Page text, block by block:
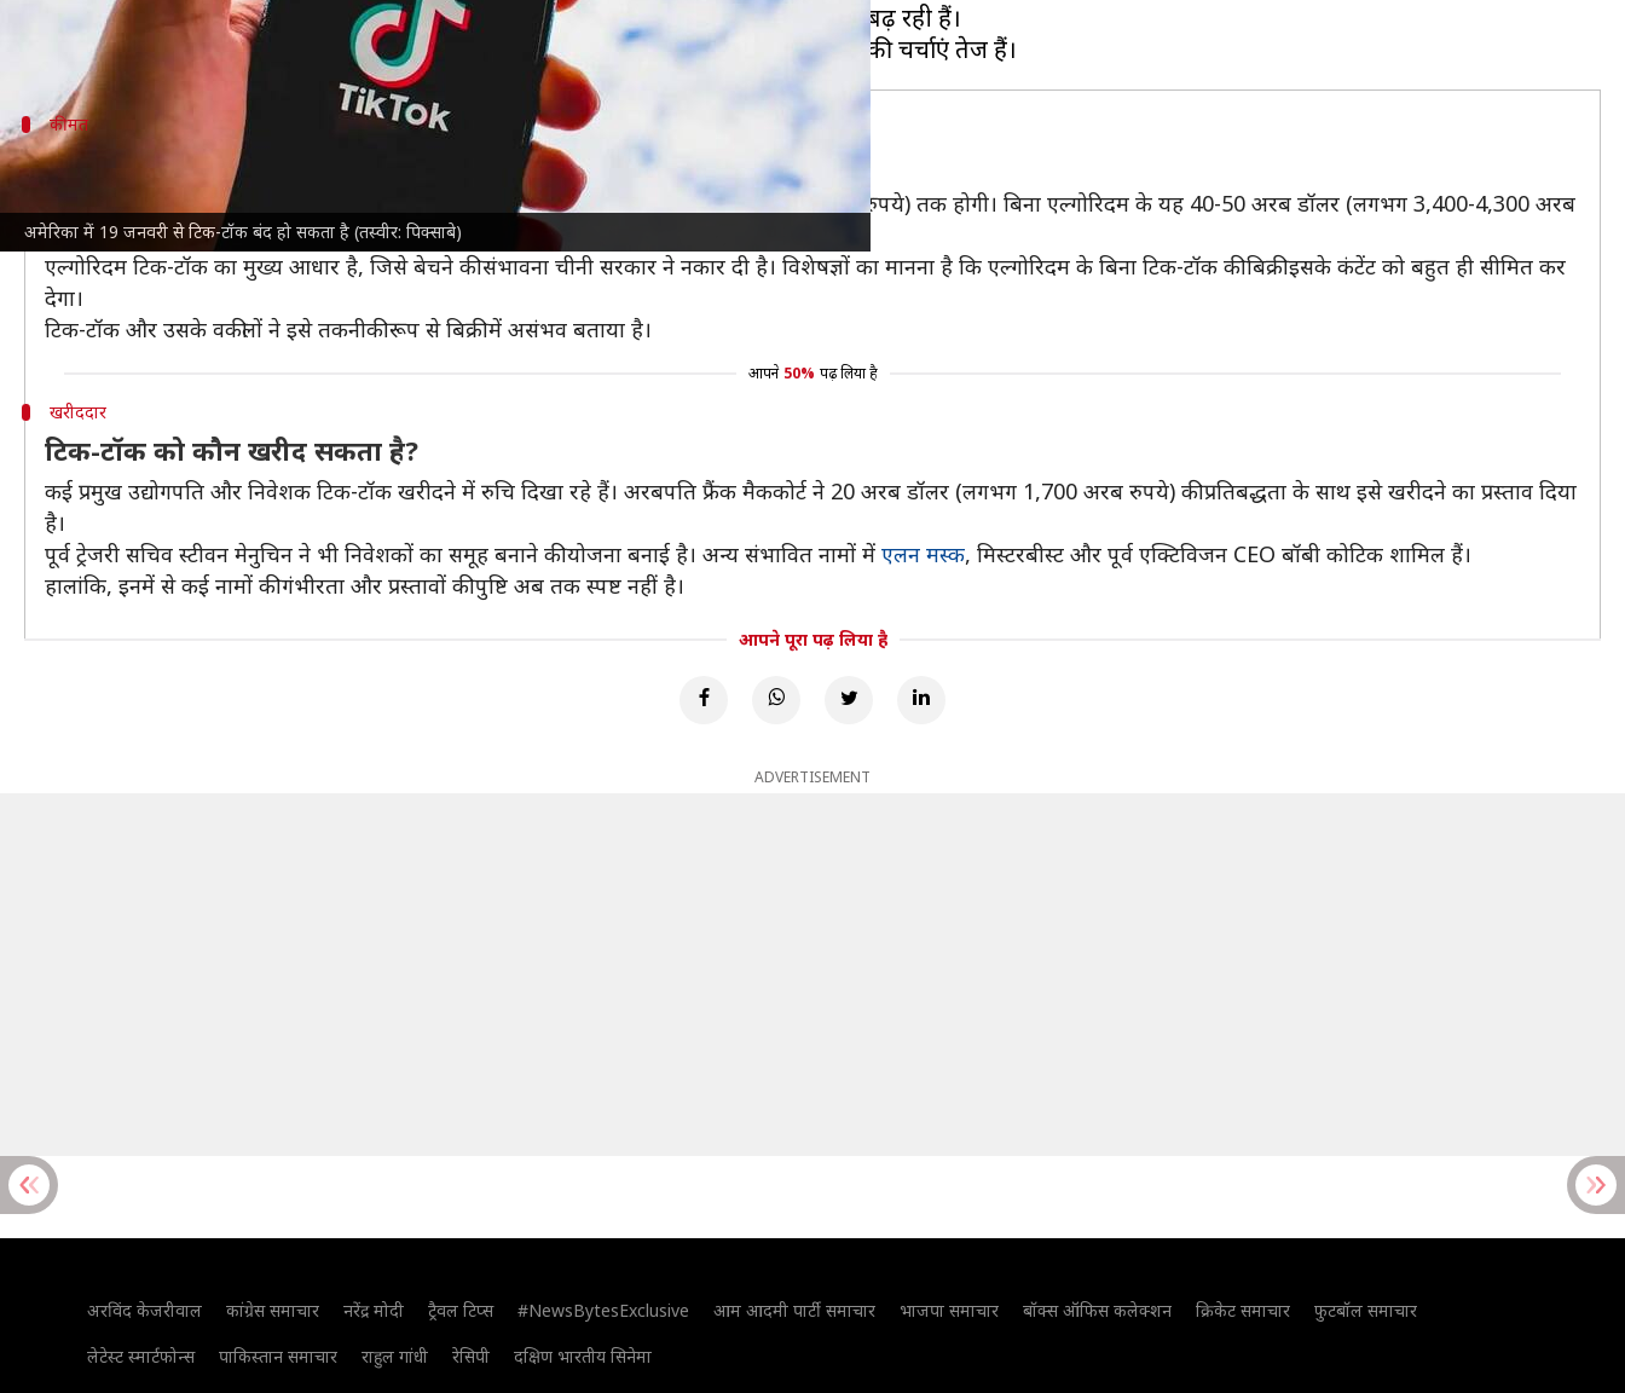
अमेरिका में 19 जनवरी से टिक-टॉक बंद हो सकता है (तस्वीर: पिक्साबे)
अमेरिकी अधिकारियों का मानना है कि टिक-टॉक का एल्गोरिदम असुरक्षित है, जिससे सुरक्षा चिंताएं बढ़ रही हैं।
कीमत
टिक-टॉक की संभावित कीमत क्या है?
की अनुमानित कीमत एल्गोरिदम के साथ 100-200 अरब डॉलर (लगभग 8,600-17,000 अरब रुपये) तक होगी। बिना एल्गोरिदम के यह 40-50 अरब डॉलर (लगभग 3,400-4,300 अरब
रुपये) हो सकती है।
एल्गोरिदम टिक-टॉक का मुख्य आधार है, जिसे बेचने की संभावना चीनी सरकार ने नकार दी है। विशेषज्ञों का मानना है कि एल्गोरिदम के बिना टिक-टॉक की बिक्री इसके कंटेंट को बहुत ही सीमित कर
देगा।
टिक-टॉक और उसके वकीलों ने इसे तकनीकी रूप से बिक्री में असंभव बताया है।
आपने 50% पढ़ लिया है
खरीददार
टिक-टॉक को कौन खरीद सकता है?
कई प्रमुख उद्योगपति और निवेशक टिक-टॉक खरीदने में रुचि दिखा रहे हैं। अरबपति फ्रैंक मैककोर्ट ने 20 अरब डॉलर (लगभग 1,700 अरब रुपये) की प्रतिबद्धता के साथ इसे खरीदने का प्रस्ताव दिया
है।
पूर्व ट्रेजरी सचिव स्टीवन मेनुचिन ने भी निवेशकों का समूह बनाने की योजना बनाई है। अन्य संभावित नामों में एलन मस्क, मिस्टरबीस्ट और पूर्व एक्टिविजन CEO बॉबी कोटिक शामिल हैं।
हालांकि, इनमें से कई नामों की गंभीरता और प्रस्तावों की पुष्टि अब तक स्पष्ट नहीं है।
आपने पूरा पढ़ लिया है
ADVERTISEMENT
अरविंद केजरीवाल कांग्रेस समाचार नरेंद्र मोदी ट्रैवल टिप्स #NewsBytesExclusive आम आदमी पार्टी समाचार भाजपा समाचार बॉक्स ऑफिस कलेक्शन क्रिकेट समाचार
फुटबॉल समाचार
लेटेस्ट स्मार्टफोन्स
पाकिस्तान समाचार राहुल गांधी रेसिपी दक्षिण भारतीय सिनेमा